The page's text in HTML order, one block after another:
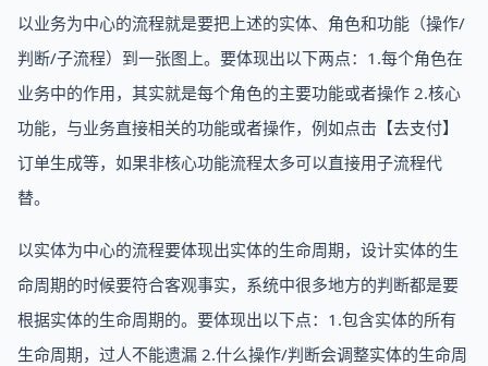
以业务为中心的流程就是要把上述的实体、角色和功能（操作/
判断/子流程）到一张图上。要体现出以下两点：1.每个角色在
业务中的作用，其实就是每个角色的主要功能或者操作 2.核心
功能，与业务直接相关的功能或者操作，例如点击【去支付】
订单生成等，如果非核心功能流程太多可以直接用子流程代
替。
以实体为中心的流程要体现出实体的生命周期，设计实体的生
命周期的时候要符合客观事实，系统中很多地方的判断都是要
根据实体的生命周期的。要体现出以下点：1.包含实体的所有
生命周期，过人不能遗漏 2.什么操作/判断会调整实体的生命周